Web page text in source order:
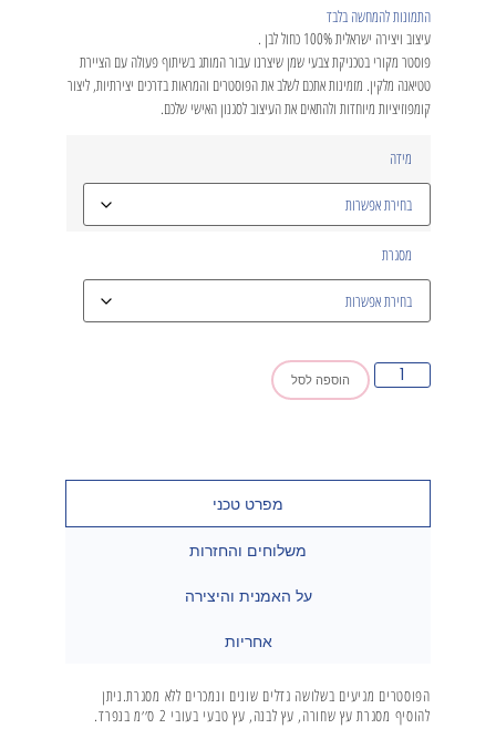
התמונות להמחשה בלבד
עיצוב ויצירה ישראלית 100% כחול לבן .
פוסטר מקורי בטכניקת צבעי שמן שיצרנו עבור המותג בשיתוף פעולה עם הציירת
טטיאנה מלקין. מזמינות אתכם לשלב את הפוסטרים והמראות בדרכים יצירתיות, ליצור
קומפוזיציות מיוחדות ולהתאים את העיצוב לסגנון האישי שלכם.
מידה
מסגרת
הוספה לסל
מפרט טכני
משלוחים והחזרות
על האמנית והיצירה
אחריות
הפוסטרים מגיעים בשלושה גדלים שונים ונמכרים ללא מסגרת.ניתן
להוסיף מסגרת עץ שחורה, עץ לבנה, עץ טבעי בעובי 2 ס׳׳מ בנפרד.